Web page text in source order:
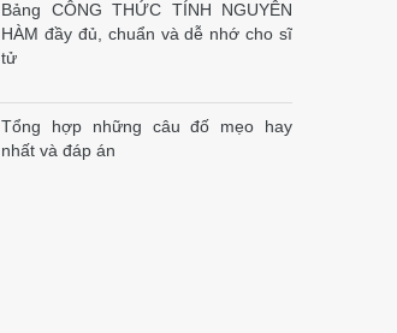
Bảng CÔNG THỨC TÍNH NGUYÊN
HÀM đầy đủ, chuẩn và dễ nhớ cho sĩ
tử
Tổng hợp những câu đố mẹo hay
nhất và đáp án